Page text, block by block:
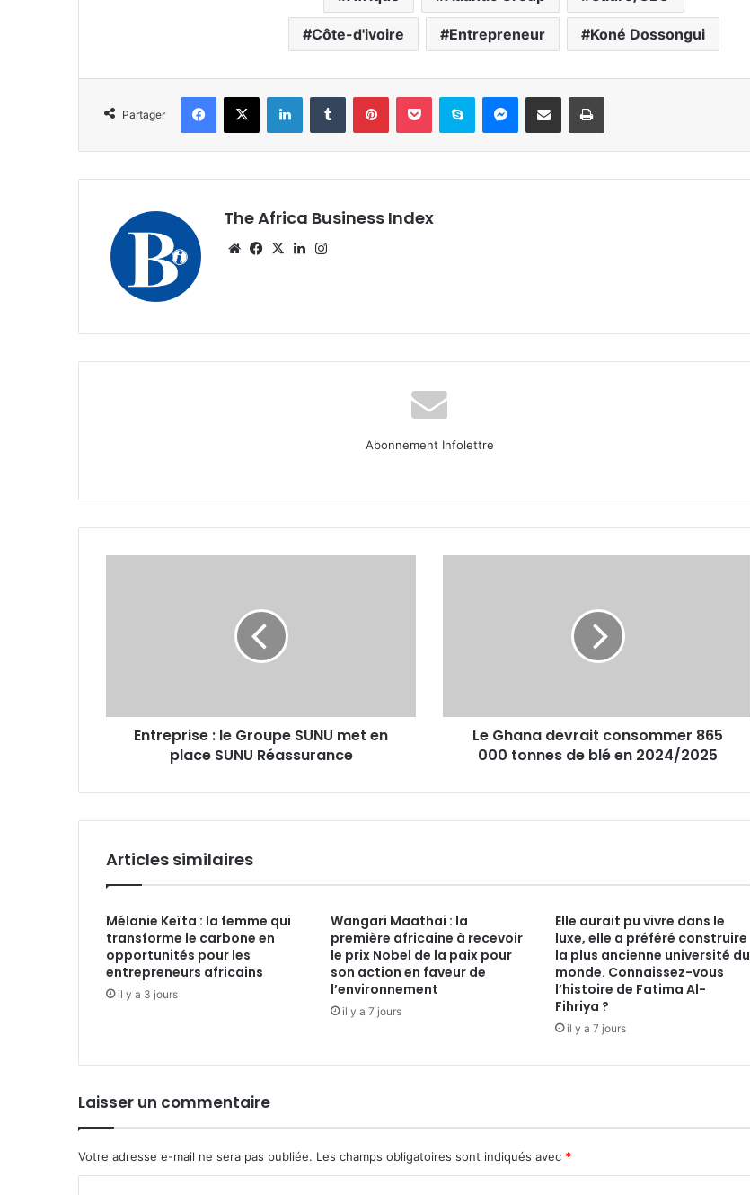
Côte-d'ivoire Entrepreneur Koné Dossongui
Partager
Facebook
X LinkedinTumblr PinterestPocket Skype Messenger
Partager par email Imprimer
The Africa Business Index
WebsiteFacebook
X Linkedin
Abonnement Infolettre
Réassurance
Entreprise : le Groupe SUNU met en
place SUNU Réassurance
blé
2024/2025
Le Ghana devrait consommer 865
000 tonnes de blé en 2024/2025
Articles similaires
Mélanie Keïta : la femme qui
transforme le carbone en
opportunités pour les
entrepreneurs africains
il y a 3 jours
Wangari Maathai : la
première africaine à recevoir
le prix Nobel de la paix pour
son action en faveur de
l’environnement
il y a 7 jours
Elle aurait pu vivre dans le
luxe, elle a préféré construire
la plus ancienne université du
monde. Connaissez-vous
l’histoire de Fatima Al-
Fihriya ?
il y a 7 jours
Laisser un commentaire
Votre adresse e-mail ne sera pas publiée. Les champs obligatoires sont indiqués avec *